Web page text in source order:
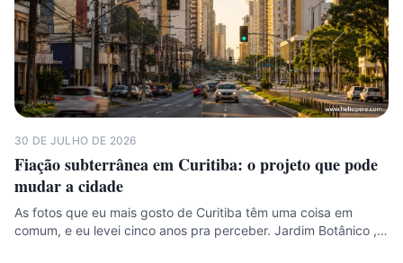
30 DE JULHO DE 2026
Fiação subterrânea em Curitiba: o projeto que pode
mudar a cidade
As fotos que eu mais gosto de Curitiba têm uma coisa em
comum, e eu levei cinco anos pra perceber. Jardim Botânico ,…